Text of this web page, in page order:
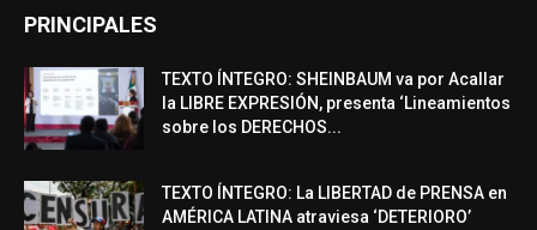
PRINCIPALES
TEXTO ÍNTEGRO: SHEINBAUM va por Acallar
la LIBRE EXPRESIÓN, presenta ‘Lineamientos
sobre los DERECHOS...
TEXTO ÍNTEGRO: La LIBERTAD de PRENSA en
AMÉRICA LATINA atraviesa ‘DETERIORO’